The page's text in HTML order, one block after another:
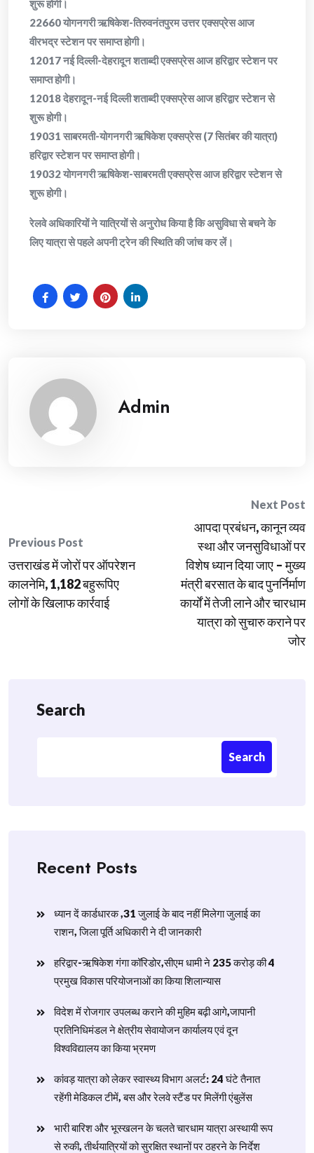
शुरू होगी।
​22660 योगनगरी ऋषिकेश-तिरुवनंतपुरम उत्तर एक्सप्रेस आज
वीरभद्र स्टेशन पर समाप्त होगी।
​12017 नई दिल्ली-देहरादून शताब्दी एक्सप्रेस आज हरिद्वार स्टेशन पर
समाप्त होगी।
​12018 देहरादून-नई दिल्ली शताब्दी एक्सप्रेस आज हरिद्वार स्टेशन से
शुरू होगी।
​19031 साबरमती-योगनगरी ऋषिकेश एक्सप्रेस (7 सितंबर की यात्रा)
हरिद्वार स्टेशन पर समाप्त होगी।
​19032 योगनगरी ऋषिकेश-साबरमती एक्सप्रेस आज हरिद्वार स्टेशन से
शुरू होगी।
​रेलवे अधिकारियों ने यात्रियों से अनुरोध किया है कि असुविधा से बचने के
लिए यात्रा से पहले अपनी ट्रेन की स्थिति की जांच कर लें।
Admin
navigation
Previous Post
उत्तराखंड में जोरों पर ऑपरेशन
कालनेमि, 1,182 बहुरूपिए
लोगों के खिलाफ कार्रवाई
Next Post
आपदा प्रबंधन, कानून व्यव
स्था और जनसुविधाओं पर
विशेष ध्यान दिया जाए – मुख्य
मंत्री बरसात के बाद पुनर्निर्माण
कार्यों में तेजी लाने और चारधाम
यात्रा को सुचारु कराने पर
जोर
Search
Search
Recent Posts
ध्यान दें कार्डधारक ,31 जुलाई के बाद नहीं मिलेगा जुलाई का
राशन, जिला पूर्ति अधिकारी ने दी जानकारी
हरिद्वार-ऋषिकेश गंगा कॉरिडोर,सीएम धामी ने 235 करोड़ की 4
प्रमुख विकास परियोजनाओं का किया शिलान्यास
विदेश में रोजगार उपलब्ध कराने की मुहिम बढ़ी आगे,जापानी
प्रतिनिधिमंडल ने क्षेत्रीय सेवायोजन कार्यालय एवं दून
विश्वविद्यालय का किया भ्रमण
​कांवड़ यात्रा को लेकर स्वास्थ्य विभाग अलर्ट: 24 घंटे तैनात
रहेंगी मेडिकल टीमें, बस और रेलवे स्टैंड पर मिलेंगी एंबुलेंस
​भारी बारिश और भूस्खलन के चलते चारधाम यात्रा अस्थायी रूप
से रुकी, तीर्थयात्रियों को सुरक्षित स्थानों पर ठहरने के निर्देश